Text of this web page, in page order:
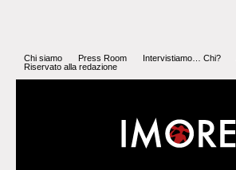
Chi siamo Press Room Intervistiamo… Chi?
Riservato alla redazione